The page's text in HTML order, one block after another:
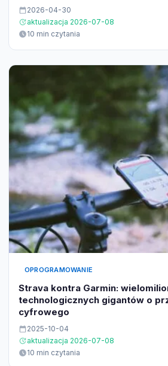
2026-04-30
aktualizacja 2026-07-08
10 min czytania
OPROGRAMOWANIE
Strava kontra Garmin:
technologicznych gigantów o
cyfrowego
2025-10-04
aktualizacja 2026-07-08
10 min czytania